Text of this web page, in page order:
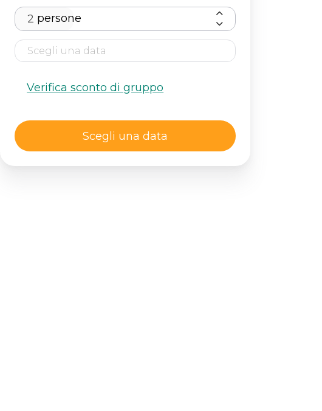
persone
Verifica sconto di gruppo
Scegli una data